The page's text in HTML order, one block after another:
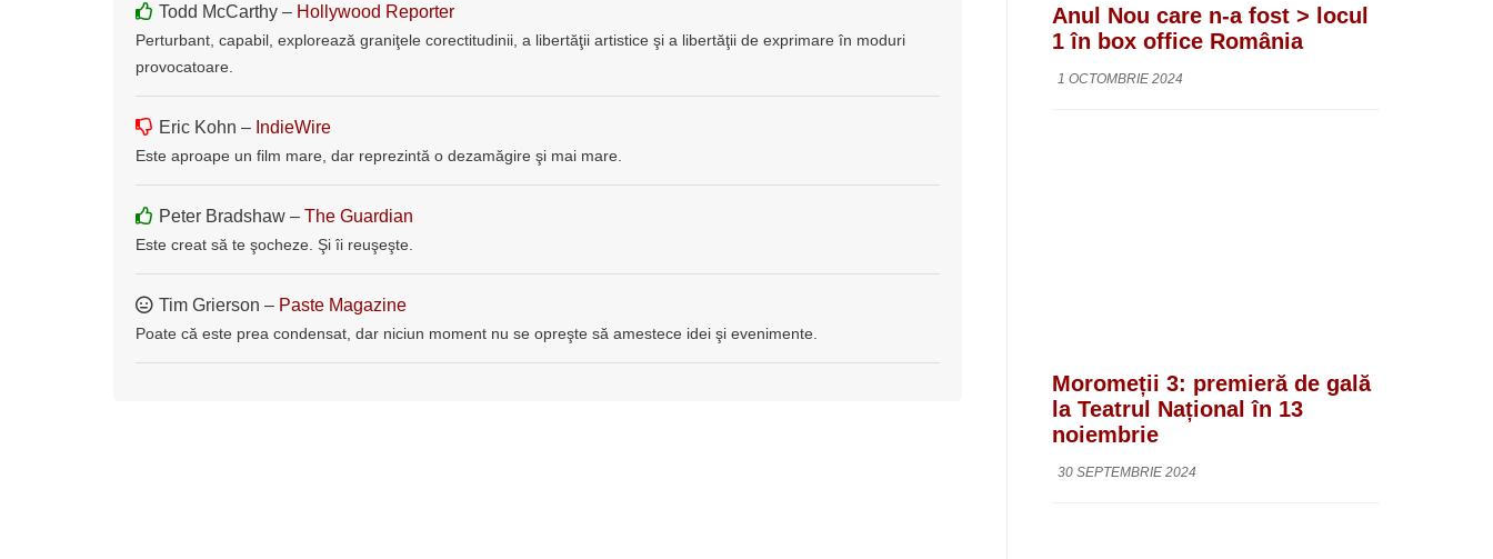
Todd McCarthy – Hollywood Reporter
Perturbant, capabil, explorează graniţele corectitudinii, a libertăţii artistice şi a libertăţii de exprimare în moduri
provocatoare.
Eric Kohn – IndieWire
Este aproape un film mare, dar reprezintă o dezamăgire şi mai mare.
Peter Bradshaw – The Guardian
Este creat să te şocheze. Şi îi reuşeşte.
Tim Grierson – Paste Magazine
Poate că este prea condensat, dar niciun moment nu se opreşte să amestece idei şi evenimente.
Anul Nou care n-a fost > locul
1 în box office România
1 OCTOMBRIE 2024
Moromeții 3: premieră de gală
la Teatrul Național în 13
noiembrie
30 SEPTEMBRIE 2024